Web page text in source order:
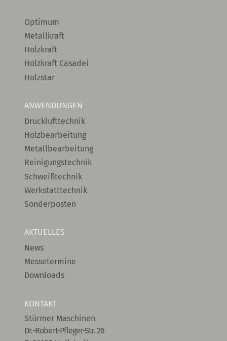
Optimum
Metallkraft
Holzkraft
Holzkraft Casadei
Holzstar
ANWENDUNGEN
Drucklufttechnik
Holzbearbeitung
Metallbearbeitung
Reinigungstechnik
Schweißtechnik
Werkstatttechnik
Sonderposten
AKTUELLES
News
Messetermine
Downloads
KONTAKT
Stürmer Maschinen
Dr.-Robert-Pfleger-Str. 26